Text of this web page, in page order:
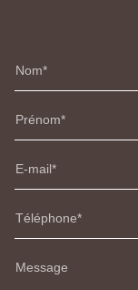
Nom
Prénom
E-mail
Téléphone
Message